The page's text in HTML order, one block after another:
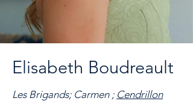
Elisabeth Boudreault
Les Brigands; Carmen ; Cendrillon